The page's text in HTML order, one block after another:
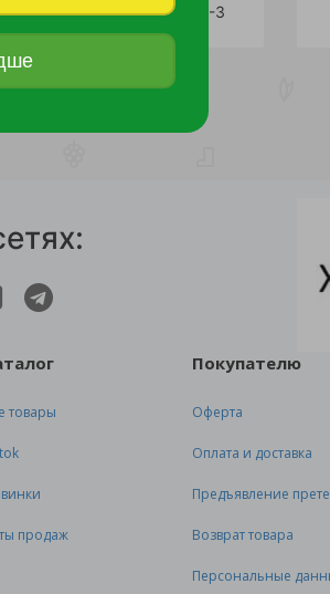
Лилейник Найт Бикон С2-3
460 руб.
товары
продаж
Покупателю
Оферта
Оплата и доставка
Предъявление
Возврат товара
Персональные